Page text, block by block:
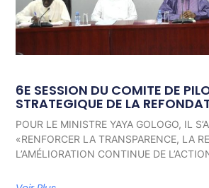
6E SESSION DU COMITE DE
STRATEGIQUE DE LA
POUR LE MINISTRE YAYA GOLOGO, IL
«RENFORCER LA TRANSPARENCE, LA
L’AMÉLIORATION CONTINUE DE